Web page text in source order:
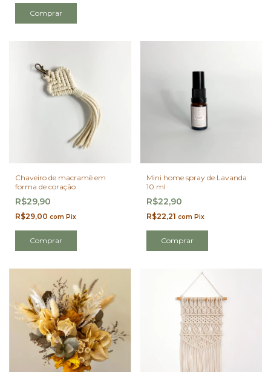
Chaveiro de macramê em
forma de coração
R$29,90
R$29,00 com Pix
Mini home spray de Lavanda
10 ml
R$22,90
R$22,21 com Pix